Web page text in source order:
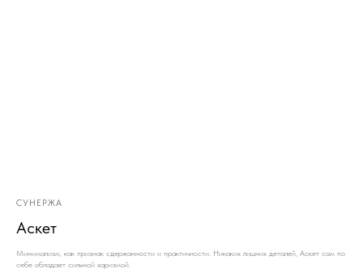
СУНЕРЖА
Аскет
Минимализм, как признак сдержанности и практичности. Никаких лишних деталей, Аскет сам по
себе обладает сильной харизмой.